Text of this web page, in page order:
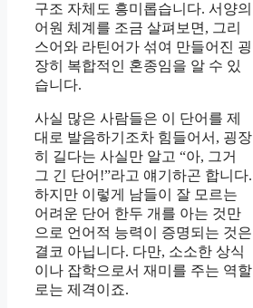
구조 자체도 흥미롭습니다. 서양의
어원 체계를 조금 살펴보면, 그리
스어와 라틴어가 섞여 만들어진 굉
장히 복합적인 혼종임을 알 수 있
습니다.
사실 많은 사람들은 이 단어를 제
대로 발음하기조차 힘들어서, 굉장
히 길다는 사실만 알고 “아, 그거
그 긴 단어!”라고 얘기하곤 합니다.
하지만 이렇게 남들이 잘 모르는
어려운 단어 한두 개를 아는 것만
으로 언어적 능력이 증명되는 것은
결코 아닙니다. 다만, 소소한 상식
이나 잡학으로서 재미를 주는 역할
로는 제격이죠.